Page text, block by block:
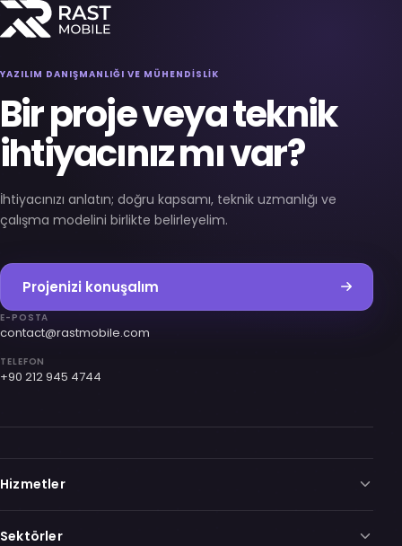
YAZILIM DANIŞMANLIĞI VE MÜHENDİSLİK
Bir proje veya teknik
ihtiyacınız mı var?
İhtiyacınızı anlatın; doğru kapsamı, teknik uzmanlığı ve
çalışma modelini birlikte belirleyelim.
Projenizi konuşalım
E-POSTA
contact@rastmobile.com
TELEFON
+90 212 945 4744
Hizmetler
Sektörler